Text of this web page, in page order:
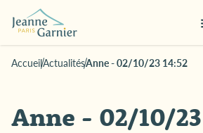
AccueilActualitésAnne - 02/10/23 14:52
Anne - 02/10/23